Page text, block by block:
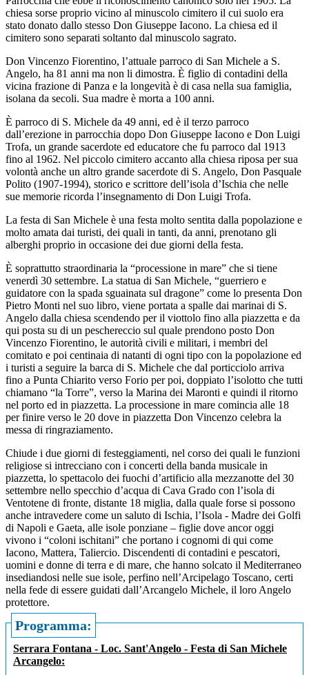
chiesa sorse proprio vicino al minuscolo cimitero il cui suolo era
stato donato dallo stesso Don Giuseppe Iacono. La chiesa ed il
cimitero sono separati soltanto dal minuscolo sagrato.
Don Vincenzo Fiorentino, l’attuale parroco di San Michele a S.
Angelo, ha 81 anni ma non li dimostra. È figlio di contadini della
vicina frazione di Panza e la longevità è di casa nella sua famiglia,
isolana da secoli. Sua madre è morta a 100 anni.
È parroco di S. Michele da 49 anni, ed è il terzo parroco
dall’erezione in parrocchia dopo Don Giuseppe Iacono e Don Luigi
Trofa, un grande sacerdote ed educatore che fu parroco dal 1913
fino al 1962. Nel piccolo cimitero accanto alla chiesa riposa per sua
volontà anche un altro grande sacerdote di S. Angelo, Don Pasquale
Polito (1907-1994), storico e scrittore dell’isola d’Ischia che nelle
sue memorie ricorda l’insegnamento di Don Luigi Trofa.
La festa di San Michele è una festa molto sentita dalla popolazione e
molto amata dai turisti, dei quali in tanti, da anni, prenotano gli
alberghi proprio in occasione dei due giorni della festa.
È soprattutto straordinaria la “processione in mare” che si tiene
venerdì 30 settembre. La statua di San Michele, “guerriero e
guidatore con la spada sguainata sul dragone” come lo presenta Don
Pietro Monti nel suo libro, viene portata a spalle dai marinai di S.
Angelo dalla chiesa scendendo per il viottolo fino alla piazzetta e da
qui posta su di un peschereccio sul quale prendono posto Don
Vincenzo Fiorentino, le autorità civili e militari, i membri del
comitato e poi centinaia di natanti di ogni tipo con la popolazione ed
i turisti a seguire la barca di S. Michele che dal porticciolo arriva
fino a Punta Chiarito verso Forio per poi, doppiato l’isolotto che tutti
chiamano “la Torre”, verso la Marina dei Maronti e quindi il ritorno
nel porto ed in piazzetta. La processione in mare comincia alle 18
per finire verso le 20 dove in piazzetta Don Vincenzo celebra la
messa di ringraziamento.
Chiude i due giorni di festeggiamenti, nel corso dei quali le funzioni
religiose si intrecciano con i concerti della banda musicale in
piazzetta, lo spettacolo dei fuochi d’artificio alla mezzanotte del 30
settembre nello specchio d’acqua di Cava Grado con l’isola di
Ventotene di fronte, distante 18 miglia, dalla quale forse si possono
anche intravedere come un saluto di Ischia, l’Isola - Madre dei Golfi
di Napoli e Gaeta, alle isole ponziane – figlie dove ancor oggi
vivono i “coloni ischitani” che portano i cognomi di qui come
Iacono, Mattera, Taliercio. Discendenti di contadini e pescatori,
uomini e donne di terra e di mare, che hanno solcato il Mediterraneo
insediandosi nelle sue isole, perfino nell’Arcipelago Toscano, certi
nella fede di essere guidati dall’Arcangelo Michele, il loro Angelo
protettore.
Programma:
Serrara Fontana - Loc. Sant'Angelo - Festa di San Michele
Arcangelo: